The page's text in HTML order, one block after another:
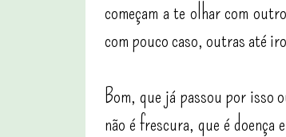
começam a te olhar com
com pouco caso, outras até
Bom, que já passou por isso
não é frescura, que é doença